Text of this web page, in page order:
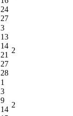
24
27
3
13
14
21
27
28
2
1
3
9
14
2